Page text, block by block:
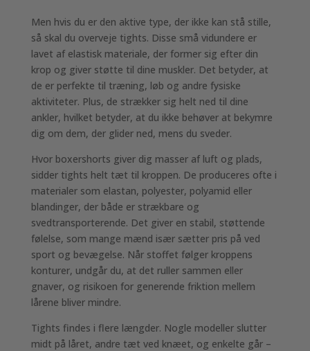
Men hvis du er den aktive type, der ikke kan stå stille,
så skal du overveje tights. Disse små vidundere er
lavet af elastisk materiale, der former sig efter din
krop og giver støtte til dine muskler. Det betyder, at
de er perfekte til træning, løb og andre fysiske
aktiviteter. Plus, de strækker sig helt ned til dine
ankler, hvilket betyder, at du ikke behøver at bekymre
dig om dem, der glider ned, mens du sveder.
Hvor boxershorts giver dig masser af luft og plads,
sidder tights helt tæt til kroppen. De produceres ofte i
materialer som elastan, polyester, polyamid eller
blandinger, der både er strækbare og
svedtransporterende. Det giver en stabil, støttende
følelse, som mange mænd især sætter pris på ved
sport og bevægelse. Når stoffet følger kroppens
konturer, undgår du, at det ruller sammen eller
gnaver, og risikoen for generende friktion mellem
lårene bliver mindre.
Tights findes i flere længder. Nogle modeller slutter
midt på låret, andre tæt ved knæet, og enkelte går –